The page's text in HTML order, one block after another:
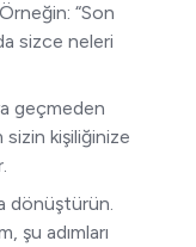
“Son
sizce neleri
geçmeden
sizin kişiliğinize
dönüştürün.
şu adımları